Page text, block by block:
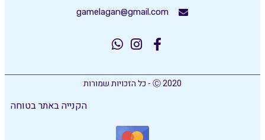
gamelagan@gmail.com
Ⓒ 2020 - כל הזכויות שמורות
הקנייה באתר בטוחה